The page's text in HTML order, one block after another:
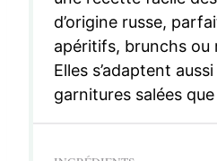
d’origine russe,
apéritifs, brunchs ou
Elles s’adaptent
garnitures salées